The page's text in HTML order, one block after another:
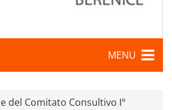
MENU
del Comitato Consultivo I°